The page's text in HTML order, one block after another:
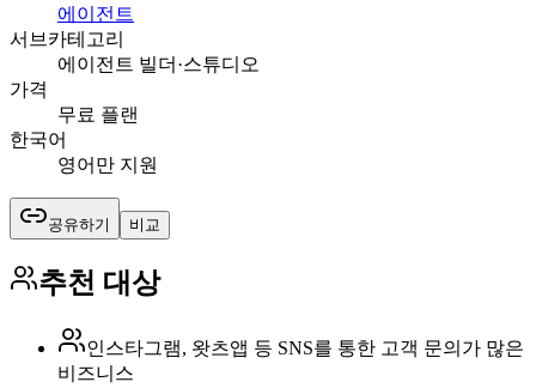
에이전트
서브카테고리
에이전트 빌더·스튜디오
가격
무료 플랜
한국어
영어만 지원
공유하기 비교
추천 대상
인스타그램, 왓츠앱 등 SNS를 통한 고객 문의가 많은
비즈니스